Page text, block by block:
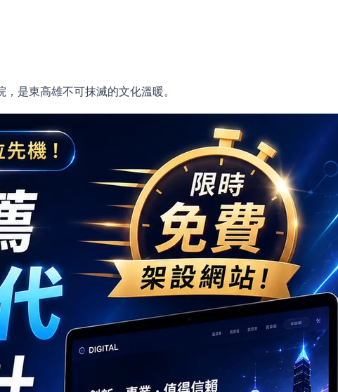
是東高雄不可抹滅的文化溫暖。